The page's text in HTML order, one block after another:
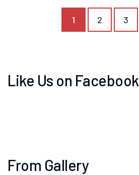
1 2 3
Like Us on Facebook
From Gallery